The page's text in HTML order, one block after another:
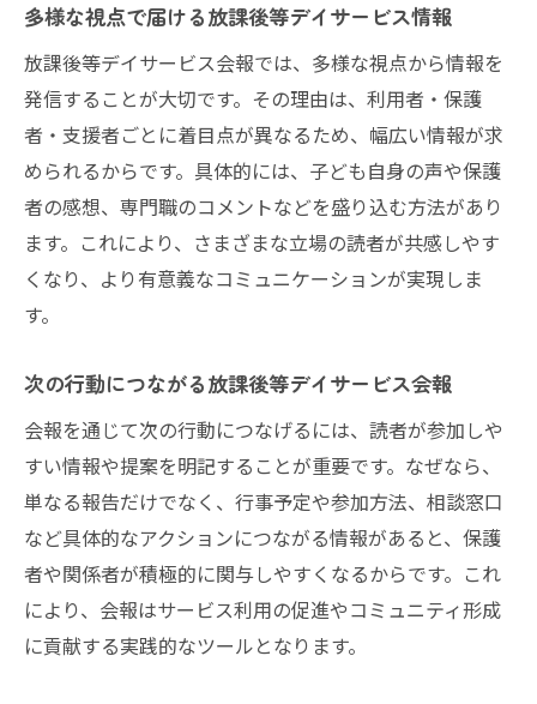
達方法
利用者目線で考える放課後等デイサービス
行事案内
放課後等デイサービス会報の質を高める秘訣
放課後等デイサービス会報で伝わる文章作
成術
質の高い放課後等デイサービス会報作りの
方法
読者に選ばれる放課後等デイサービス会報
の特徴
放課後等デイサービス会報を改善するチェ
ックポイント
放課後等デイサービス会報の魅力を高める
工夫
利用者の声を活かした情報発信を考える
多様な視点で届ける放課後等デイサービス情報
放課後等デイサービス会報では、多様な視点から情報を
発信することが大切です。その理由は、利用者・保護
者・支援者ごとに着目点が異なるため、幅広い情報が求
められるからです。具体的には、子ども自身の声や保護
者の感想、専門職のコメントなどを盛り込む方法があり
ます。これにより、さまざまな立場の読者が共感しやす
くなり、より有意義なコミュニケーションが実現しま
す。
次の行動につながる放課後等デイサービス会報
会報を通じて次の行動につなげるには、読者が参加しや
すい情報や提案を明記することが重要です。なぜなら、
単なる報告だけでなく、行事予定や参加方法、相談窓口
など具体的なアクションにつながる情報があると、保護
者や関係者が積極的に関与しやすくなるからです。これ
により、会報はサービス利用の促進やコミュニティ形成
に貢献する実践的なツールとなります。